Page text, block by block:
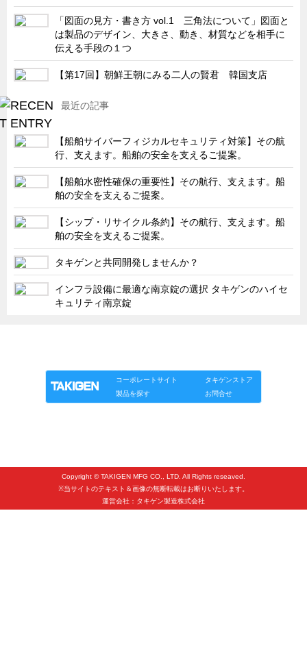
ポンチ絵の基礎と描き方
図面の見方・書き方
キャビネット工業会規格「CA300」集中講義
ズバッとお悩み解決 テクニカル Q and A
光る技術！未来へのモノづくり
ちょっとユニークなお客様
ビジサスニュース
ECOLOGY NEWS SCRAMBLE
わが街わが支店
支店所在地（歴史探訪）
ニッポン再発見
こんなとき、どう言うの?
お知らせ
社外セミナー
タキゲンの歴史
「図面の見方・書き方 vol.1 三角法について」図面と
は製品のデザイン、大きさ、動き、材質などを相手に
伝える手段の１つ
【第17回】朝鮮王朝にみる二人の賢君 韓国支店
最近の記事
【船舶サイバーフィジカルセキュリティ対策】その航
行、支えます。船舶の安全を支えるご提案。
【船舶水密性確保の重要性】その航行、支えます。船
舶の安全を支えるご提案。
【シップ・リサイクル条約】その航行、支えます。船
舶の安全を支えるご提案。
タキゲンと共同開発しませんか？
インフラ設備に最適な南京錠の選択 タキゲンのハイセ
キュリティ南京錠
コーポレートサイト
タキゲンストア
製品を探す
お問合せ
Copyright © TAKIGEN MFG CO., LTD. All Rights reseaved.
※当サイトのテキスト＆画像の無断転載はお断りいたします。
運営会社：タキゲン製造株式会社